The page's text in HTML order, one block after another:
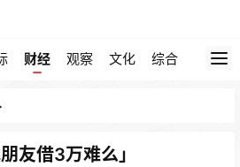
财经 观察 文化 综合
友借3万难么」